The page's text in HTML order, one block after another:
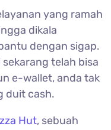
yang ramah
dikala
dengan sigap.
telah bisa
e-wallet, anda tak
duit cash.
Hut, sebuah